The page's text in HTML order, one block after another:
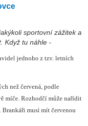
sportovní zážitek a
Když tu náhle -
jednoho z tzv. letních
než červená, podle
míče. Rozhodčí může nařídit
musí mít červenou